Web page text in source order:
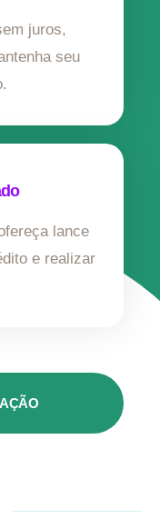
juros,
seu
lance
e realizar